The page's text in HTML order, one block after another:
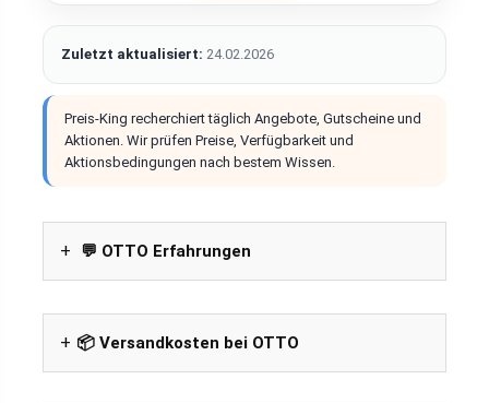
Zuletzt aktualisiert: 24.02.2026
Preis-King recherchiert täglich Angebote, Gutscheine und
Aktionen. Wir prüfen Preise, Verfügbarkeit und
Aktionsbedingungen nach bestem Wissen.
💬 OTTO Erfahrungen
📦 Versandkosten bei OTTO